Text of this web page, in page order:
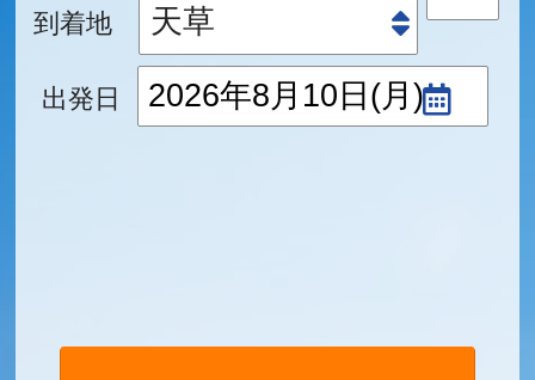
到着地
出発日